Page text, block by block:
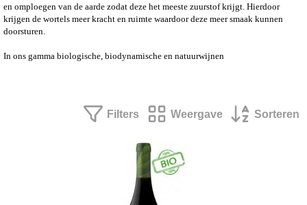
en omploegen van de aarde zodat deze het meeste zuurstof krijgt. Hierdoor
krijgen de wortels meer kracht en ruimte waardoor deze meer smaak kunnen
doorsturen.
In ons gamma biologische, biodynamische en natuurwijnen
Filters Weergave Sorteren